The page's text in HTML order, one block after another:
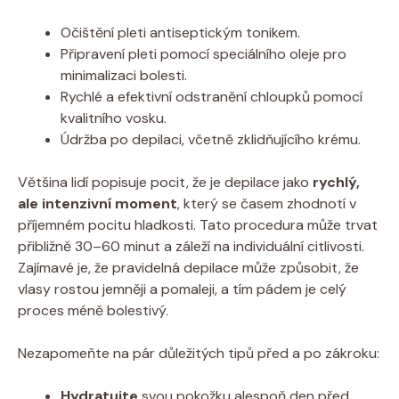
Očištění pleti antiseptickým tonikem.
Připravení pleti pomocí speciálního oleje pro
minimalizaci bolesti.
Rychlé a efektivní odstranění chloupků pomocí
kvalitního vosku.
Údržba po depilaci, včetně zklidňujícího krému.
Většina lidí popisuje pocit, že je depilace jako rychlý,
ale intenzivní moment, který se časem zhodnotí v
příjemném pocitu hladkosti. Tato procedura může trvat
přibližně 30–60 minut a záleží na individuální citlivosti.
Zajímavé je, že pravidelná depilace může způsobit, že
vlasy rostou jemněji a pomaleji, a tím pádem je celý
proces méně bolestivý.
Nezapomeňte na pár důležitých tipů před a po zákroku: